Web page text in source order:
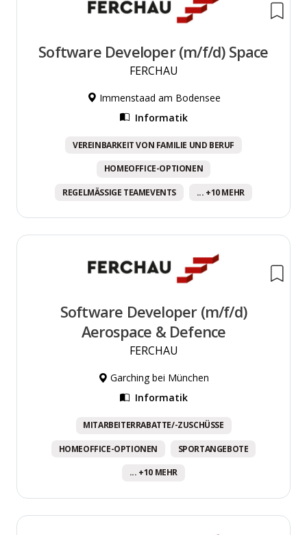
Software Developer (m/f/d) Space
FERCHAU
Immenstaad am Bodensee
Informatik
VEREINBARKEIT VON FAMILIE UND BERUF
HOMEOFFICE-OPTIONEN
REGELMÄSSIGE TEAMEVENTS ... +10 MEHR
Software Developer (m/f/d)
Aerospace & Defence
FERCHAU
Garching bei München
Informatik
MITARBEITERRABATTE/-ZUSCHÜSSE
HOMEOFFICE-OPTIONEN SPORTANGEBOTE
... +10 MEHR